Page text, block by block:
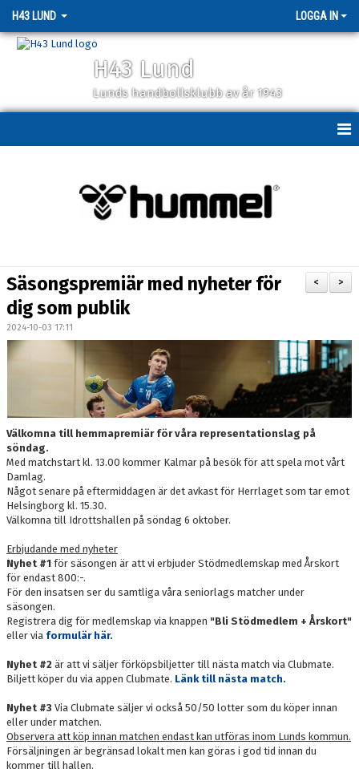
H43 LUND LOGGA IN
H43 Lund
Lunds handbollsklubb av år 1943
MEDLEMSSKAP
PARTNERS
LEDARE
TRYGG H43:ARE
DOKUMENT
KONTAKT
FÖRSÄLJNING
>
<
Säsongspremiär med nyheter för
dig som publik
2024-10-03 17:11
Välkomna till hemmapremiär för våra representationslag på
söndag.
Med matchstart kl. 13.00 kommer Kalmar på besök för att spela mot vårt
Damlag.
Något senare på eftermiddagen är det avkast för Herrlaget som tar emot
Helsingborg kl. 15.30.
Välkomna till Idrottshallen på söndag 6 oktober.
Erbjudande med nyheter
Nyhet #1 för säsongen är att vi erbjuder Stödmedlemskap med Årskort
för endast 800:-.
För den insatsen ser du samtliga våra seniorlags matcher under
säsongen.
Registrera dig för medlemskap via knappen "Bli Stödmedlem + Årskort"
eller via formulär här.
Nyhet #2 är att vi säljer förköpsbiljetter till nästa match via Clubmate.
Biljett köper du via appen Clubmate. Länk till nästa match.
Nyhet #3 Via Clubmate säljer vi också 50/50 lotter som du köper innan
eller under matchen.
Observera att köp innan matchen endast kan utföras inom Lunds kommun.
Försäljningen är begränsad lokalt men kan göras i god tid innan du
kommer till hallen.